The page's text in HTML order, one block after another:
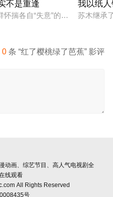
白长大以后，林知夏忽然对他说
不是重逢
怀揣各自“失意”的年轻人，在沿
我以纸
苏木继承
0 条 “红了樱桃绿了芭蕉” 影评
动画、综艺节目、高人气电视剧全
线观看
All Rights Reserved
号